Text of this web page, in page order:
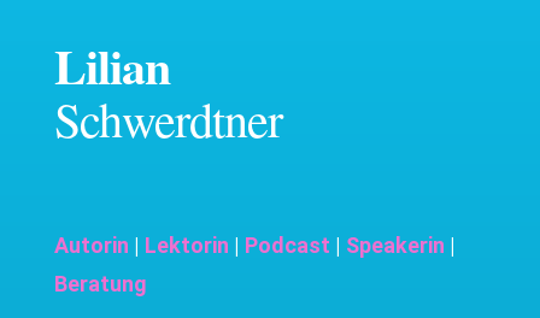
Lilian
Schwerdtner
Autorin | Lektorin | Podcast | Speakerin |
Beratung